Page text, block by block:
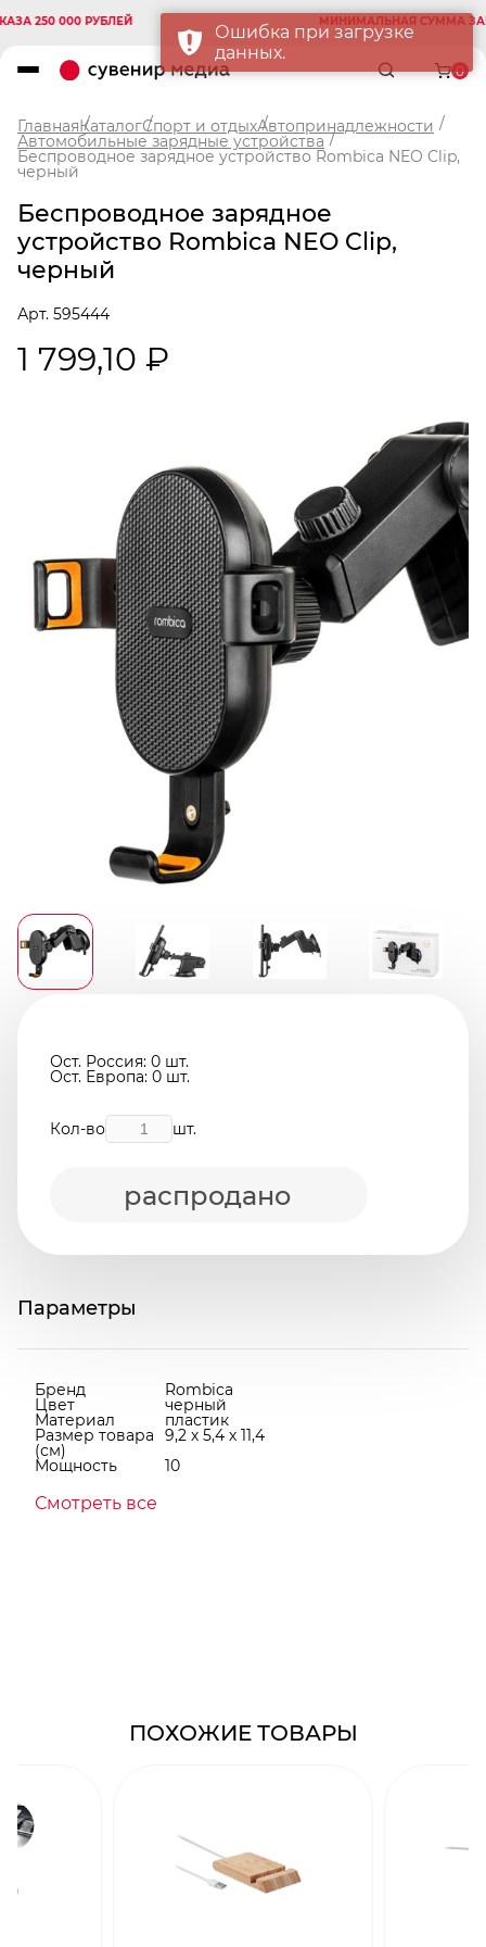
250 000 РУБЛЕЙ МИНИМАЛЬНАЯ СУММА
0
ГлавнаяКаталогСпорт и отдыхАвтопринадлежности
Автомобильные зарядные устройства
Беспроводное зарядное устройство Rombica NEO Clip,
черный
Беспроводное зарядное
устройство Rombica NEO Clip,
черный
Арт. 595444
1 799,10 ₽
Ост. Россия: 0 шт.
Ост. Европа: 0 шт.
Кол-во шт.
распродано
Параметры
Бренд Rombica
Цвет черный
Материал пластик
Размер товара
(см)
9,2 х 5,4 х 11,4
Мощность
10
Смотреть все
ПОХОЖИЕ ТОВАРЫ
Ошибка при загрузке
данных.